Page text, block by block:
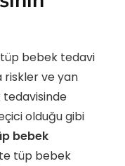
bebek tedavi
riskler ve yan
olduğu gibi
bebek
tüp bebek